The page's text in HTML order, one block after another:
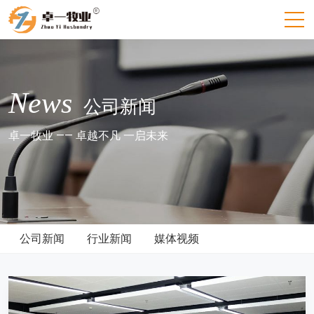
News 公司新闻
卓一牧业 —— 卓越不凡 一启未来
公司新闻 行业新闻 媒体视频